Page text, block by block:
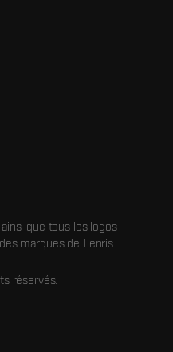
que tous les logos
marques de Fenris
réservés.